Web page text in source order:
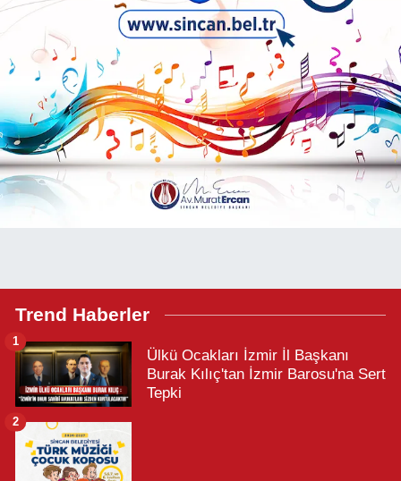
Trend Haberler
Ülkü Ocakları İzmir İl Başkanı
Burak Kılıç'tan İzmir Barosu'na Sert
Tepki
1
2